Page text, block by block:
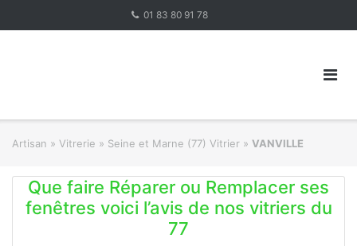
01 83 80 91 78
Artisan » Vitrerie » Seine et Marne (77) Vitrier » VANVILLE
Que faire Réparer ou Remplacer ses
fenêtres voici l’avis de nos vitriers du
77